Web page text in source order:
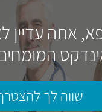
אתה עדיין
שווה לך